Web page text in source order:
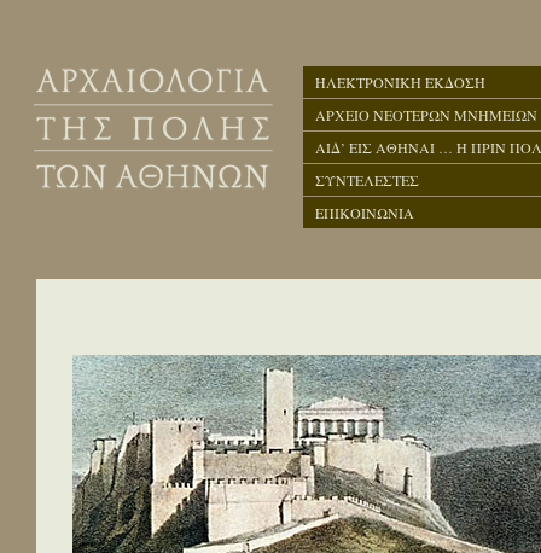
ΗΛΕΚΤΡΟΝΙΚΗ ΕΚΔΟΣΗ
ΑΡΧΕΙΟ ΝΕΟΤΕΡΩΝ ΜΝΗΜΕΙΩΝ
ΑΙΔ’ ΕΙΣ ΑΘΗΝΑΙ … Η ΠΡΙΝ
ΣΥΝΤΕΛΕΣΤΕΣ
ΕΠΙΚΟΙΝΩΝΙΑ